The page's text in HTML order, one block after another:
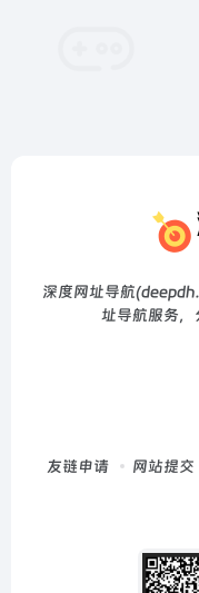
深度网址导航
址导航服务，
友链申请 网站提交